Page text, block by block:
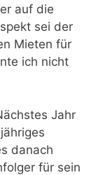
auf die
sei der
Mieten für
ich nicht
Jahr
danach
für sein